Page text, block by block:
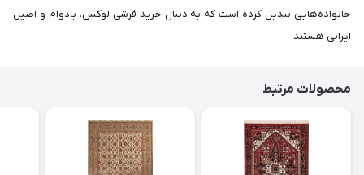
خانواده‌هایی تبدیل کرده است که به دنبال خرید فرشی لوکس، بادوام و اصیل
ایرانی هستند.
محصولات مرتبط